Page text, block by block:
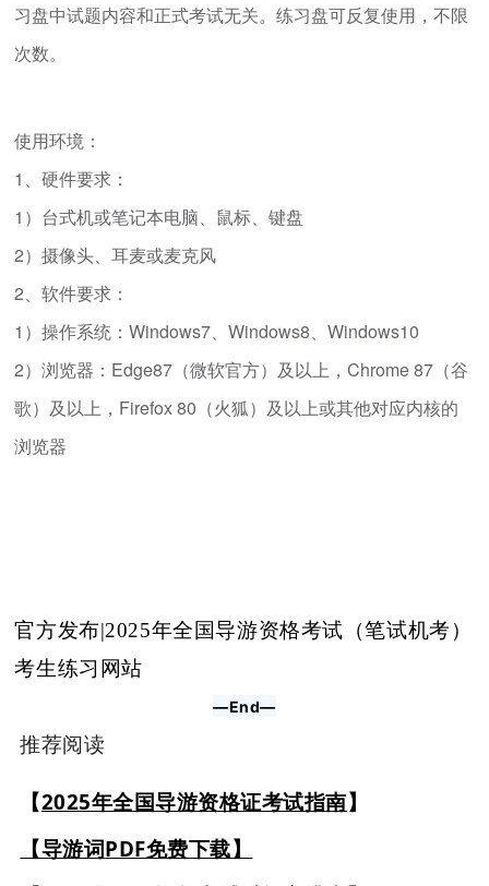
习盘中试题内容和正式考试无关。练习盘可反复使用，不限
次数。
使用环境：
1、硬件要求：
1）台式机或笔记本电脑、鼠标、键盘
2）摄像头、耳麦或麦克风
2、软件要求：
1）操作系统：Windows7、Windows8、Windows10
2）浏览器：Edge87（微软官方）及以上，Chrome 87（谷
歌）及以上，Firefox 80（火狐）及以上或其他对应内核的
浏览器
官方发布|2025年全国导游资格考试（笔试机考）
考生练习网站
—End—
推荐阅读
【2025年全国导游资格证考试指南】
【导游词PDF免费下载】